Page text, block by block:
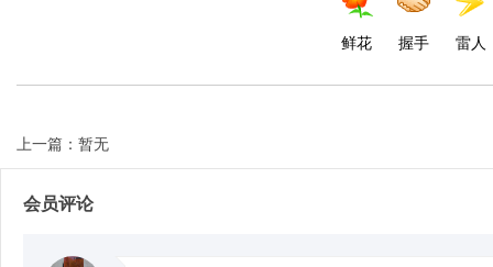
鲜花 握手 雷人
上一篇：暂无
会员评论